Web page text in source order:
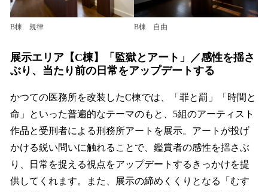
B棟 規律 B棟 自由
展示エリア 【C棟】「監獄とアート」 ／感性を揺さ
ぶり、当たり前の日常をアップデートする
かつての医務所を改装したC棟では、「罪と罰」「時間と
命」といった普遍的なテーマのもと、5組のアーティスト
作品と受刑者による刑務所アートを展示。アートが投げ
かける鋭い問いに触れることで、鑑賞者の感性を揺さぶ
り、日常を捉える視点をアップデートするきっかけを提
供してくれます。また、展示の締めくくりとなる「むす